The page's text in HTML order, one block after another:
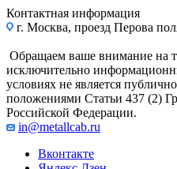
Контактная информация
г. Москва, проезд Перова
Обращаем ваше внимание на
исключительно
условиях не является
положениями Статьи 437 (2)
Российской Федерации.
in@metallcab.ru
Вконтакте